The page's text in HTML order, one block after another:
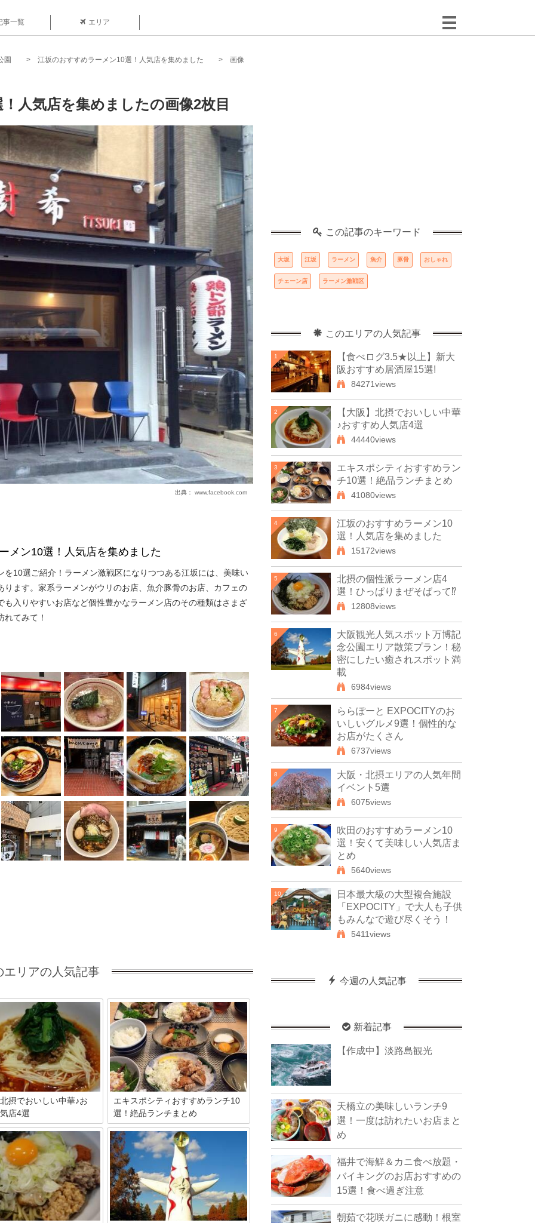
事一覧 エリア
園 江坂のおすすめラーメン10選！人気店を集めました 画像
人気店を集めましたの画像2枚目
出典： www.facebook.com
メン10選！人気店を集めました
を10選ご紹介！ラーメン激戦区になりつつある江坂には、美味い
ります。家系ラーメンがウリのお店、魚介豚骨のお店、カフェの
も入りやすいお店など個性豊かなラーメン店のその種類はさまざ
てみて！
エリアの人気記事
摂でおいしい中華♪お
店4選
する高級住宅地でもある北摂
だけに飲食店の数も多く、
お店がひしめき合っていま
今回は、中華ジャンルに絞
を集めてみました。どこも混
名店なので、ぜひ最後までチ
みてください。
エキスポシティおすすめランチ10
選！絶品ランチまとめ
万博公園内にあり、ショップや映画館、
水族館などがあるエキスポシティ。ラン
チスポットも多く、全国の名店が集まる
フードコートや大阪でおなじみのお店、
おしゃれなカフェなど種類も豊富。女子
会やデート、家族連れにもおすすめな人
気店をご紹介します。
この記事のキーワード
大坂 江坂 ラーメン 魚介 豚骨 おしゃれ
チェーン店 ラーメン激戦区
このエリアの人気記事
1
【食べログ3.5★以上】新大
阪おすすめ居酒屋15選!
84271views
2
【大阪】北摂でおいしい中華
♪おすすめ人気店4選
44440views
3
エキスポシティおすすめラン
チ10選！絶品ランチまとめ
41080views
4
江坂のおすすめラーメン10
選！人気店を集めました
15172views
5
北摂の個性派ラーメン店4
選！ひっぱりまぜそばって⁉
12808views
6
大阪観光人気スポット万博記
念公園エリア散策プラン！秘
密にしたい癒されスポット満
載
6984views
7
ららぽーと EXPOCITYのお
いしいグルメ9選！個性的な
お店がたくさん
6737views
8
大阪・北摂エリアの人気年間
イベント5選
6075views
9
吹田のおすすめラーメン10
選！安くて美味しい人気店ま
とめ
5640views
10
日本最大級の大型複合施設
「EXPOCITY」で大人も子供
もみんなで遊び尽くそう！
5411views
今週の人気記事
新着記事
【作成中】淡路島観光
天橋立の美味しいランチ9
選！一度は訪れたいお店まと
め
福井で海鮮＆カニ食べ放題・
バイキングのお店おすすめの
15選！食べ過ぎ注意
朝茹で花咲ガニに感動！根室